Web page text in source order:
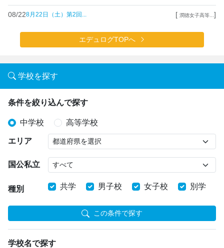
08/228月22日（土）第2回... [ 潤徳女子高等... ]
エデュログTOPへ
学校を探す
条件を絞り込んで探す
中学校 高等学校
エリア
国公私立
種別 共学 男子校 女子校 別学
この条件で探す
学校名で探す